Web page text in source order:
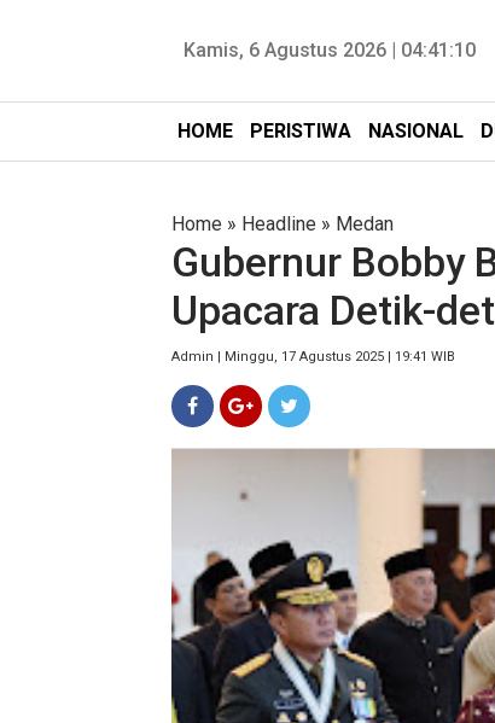
Kamis, 6 Agustus 2026 | 04:41:11
HOME PERISTIWA NASIONAL
Home » Headline » Medan
Gubernur Bobby
Upacara Detik-
Admin | Minggu, 17 Agustus 2025 | 19:41 WIB